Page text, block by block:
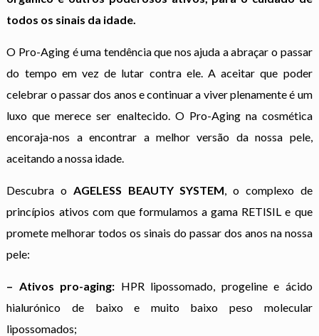
todos os sinais da idade.
O Pro-Aging é uma tendência que nos ajuda a abraçar o passar
do tempo em vez de lutar contra ele. A aceitar que poder
celebrar o passar dos anos e continuar a viver plenamente é um
luxo que merece ser enaltecido. O Pro-Aging na cosmética
encoraja-nos a encontrar a melhor versão da nossa pele,
aceitando a nossa idade.
Descubra o AGELESS BEAUTY SYSTEM, o complexo de
princípios ativos com que formulamos a gama RETISIL e que
promete melhorar todos os sinais do passar dos anos na nossa
pele:
– Ativos pro-aging: HPR lipossomado, progeline e ácido
hialurónico de baixo e muito baixo peso molecular
lipossomados;